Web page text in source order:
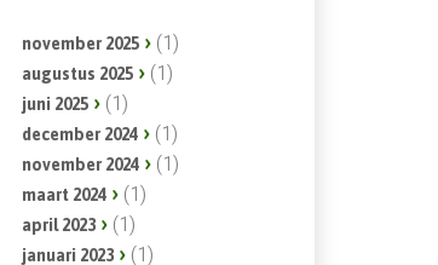
november 2025 (1)
augustus 2025 (1)
juni 2025 (1)
december 2024 (1)
november 2024 (1)
maart 2024 (1)
april 2023 (1)
januari 2023 (1)